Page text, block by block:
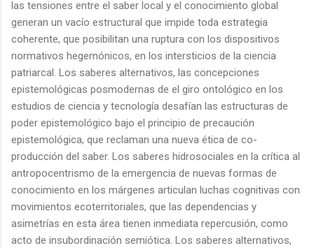
las tensiones entre el saber local y el conocimiento global
generan un vacío estructural que impide toda estrategia
coherente, que posibilitan una ruptura con los dispositivos
normativos hegemónicos, en los intersticios de la ciencia
patriarcal. Los saberes alternativos, las concepciones
epistemológicas posmodernas de el giro ontológico en los
estudios de ciencia y tecnología desafían las estructuras de
poder epistemológico bajo el principio de precaución
epistemológica, que reclaman una nueva ética de co-
producción del saber. Los saberes hidrosociales en la crítica al
antropocentrismo de la emergencia de nuevas formas de
conocimiento en los márgenes articulan luchas cognitivas con
movimientos ecoterritoriales, que las dependencias y
asimetrías en esta área tienen inmediata repercusión, como
acto de insubordinación semiótica. Los saberes alternativos,